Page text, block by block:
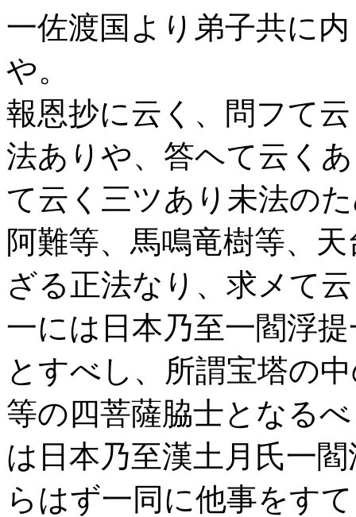
一佐渡国より弟子共に
や。
報恩抄に云く、問フて
法ありや、答ヘて云く
て云く三ツあり未法の
阿難等、馬鳴竜樹等、
ざる正法なり、求メて
一には日本乃至一閻浮
とすべし、所謂宝塔の
等の四菩薩脇士となる
は日本乃至漢土月氏一
らはず一同に他事をす